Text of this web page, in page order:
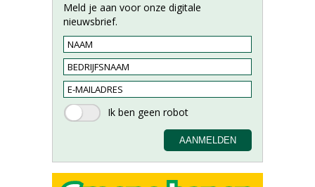
Meld je aan voor onze digitale
nieuwsbrief.